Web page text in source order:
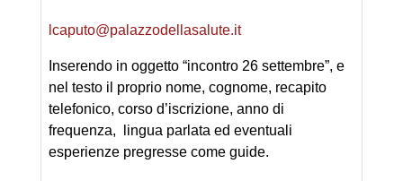
lcaputo@palazzodellasalute.it
Inserendo in oggetto “incontro 26 settembre”, e
nel testo il proprio nome, cognome, recapito
telefonico, corso d’iscrizione, anno di
frequenza, lingua parlata ed eventuali
esperienze pregresse come guide.